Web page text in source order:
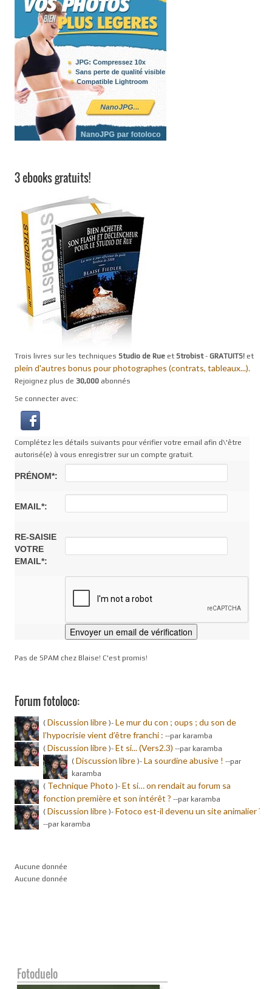
3 ebooks gratuits!
Trois livres sur les techniques Studio de Rue et Strobist- GRATUITS! et
plein d'autres bonus pour photographes (contrats, tableaux...).
Rejoignez plus de 30,000 abonnés
Se connecter avec:
Complétez les détails suivants pour vérifier votre email afin d\'être
autorisé(e) à vous enregistrer sur un compte gratuit.
PRÉNOM*:
EMAIL*:
RE-SAISIE
VOTRE
EMAIL*:
Pas de SPAM chez Blaise! C'est promis!
Forum fotoloco:
( Discussion libre )- Le mur du con ; oups ; du son de
l’hypocrisie vient d’être franchi : --par karamba
( Discussion libre )- Et si... (Vers2.3) --par karamba
( Discussion libre )- La sourdine abusive ! --par
karamba
( Technique Photo )- Et si… on rendait au forum sa
fonction première et son intérêt ? --par karamba
( Discussion libre )- Fotoco est-il devenu un site animalier ?
--par karamba
Aucune donnée
Aucune donnée
Fotoduelo